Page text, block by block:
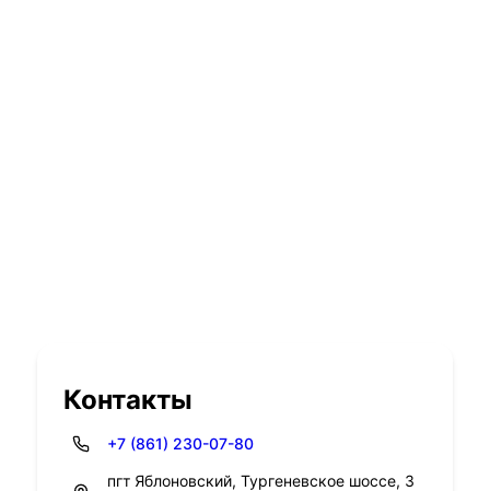
Контакты
+7 (861) 230-07-80
пгт Яблоновский, Тургеневское шоссе, 3